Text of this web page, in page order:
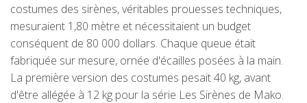
costumes des sirènes, véritables prouesses techniques,
mesuraient 1,80 mètre et nécessitaient un budget
conséquent de 80 000 dollars. Chaque queue était
fabriquée sur mesure, ornée d'écailles posées à la main.
La première version des costumes pesait 40 kg, avant
d'être allégée à 12 kg pour la série Les Sirènes de Mako.